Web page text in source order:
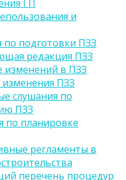
ГП
и
по подготовки ПЗЗ
редакция ПЗЗ
изменений в ПЗЗ
ПЗЗ
слушания по
ПЗЗ
по планировке
регламенты в
перечень процедур